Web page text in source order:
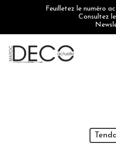
Feuilletez le numéro
Consultez